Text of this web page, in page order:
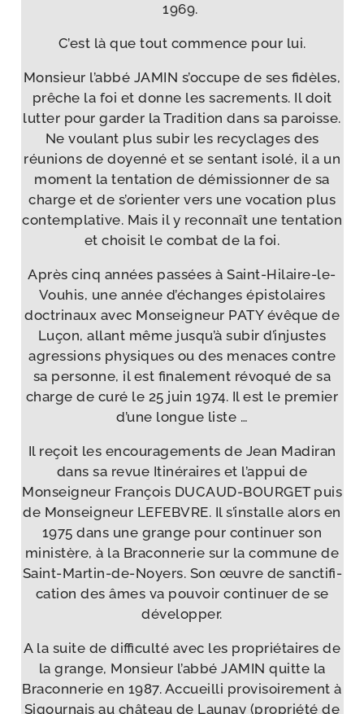
1969.
C’est là que tout com­mence pour lui.
Monsieur l’ab­bé JAMIN s’oc­cupe de ses fidèles,
prêche la foi et donne les sacre­ments. Il doit
lut­ter pour gar­der la Tradition dans sa paroisse.
Ne vou­lant plus subir les recy­clages des
réunions de doyen­né et se sen­tant iso­lé, il a un
moment la ten­ta­tion de démis­sion­ner de sa
charge et de s’o­rien­ter vers une voca­tion plus
contem­pla­tive. Mais il y recon­naît une ten­ta­tion
et choi­sit le com­bat de la foi.
Après cinq années pas­sées à Saint-​Hilaire-​le-​
Vouhis, une année d’é­changes épis­to­laires
doc­tri­naux avec Monseigneur PATY évêque de
Luçon, allant même jus­qu’à subir d’in­justes
agres­sions phy­siques ou des menaces contre
sa per­sonne, il est fina­le­ment révo­qué de sa
charge de curé le 25 juin 1974. Il est le pre­mier
d’une longue liste …
Il reçoit les encou­ra­ge­ments de Jean Madiran
dans sa revue Itinéraires et l’ap­pui de
Monseigneur François DUCAUD-​BOURGET puis
de Monseigneur LEFEBVRE. Il s’ins­talle alors en
1975 dans une grange pour conti­nuer son
minis­tère, à la Braconnerie sur la com­mune de
Saint-​Martin-​de-​Noyers. Son œuvre de sanc­ti­fi­
ca­tion des âmes va pou­voir conti­nuer de se
développer.
A la suite de dif­fi­cul­té avec les pro­prié­taires de
la grange, Monsieur l’ab­bé JAMIN quitte la
Braconnerie en 1987. Accueilli pro­vi­soi­re­ment à
Sigournais au châ­teau de Launay (pro­prié­té de